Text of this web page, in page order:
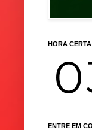
HORA CERTA
ENTRE EM